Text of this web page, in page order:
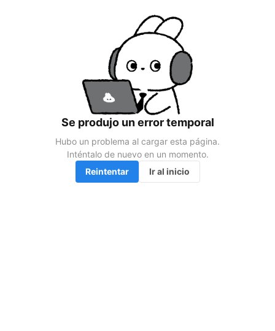
Se produjo un error temporal
Hubo un problema al cargar esta página.
Inténtalo de nuevo en un momento.
Reintentar
Ir al inicio